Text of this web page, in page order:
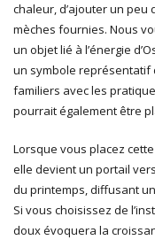
chaleur, d’ajouter un peu
mèches fournies. Nous
un objet lié à l’énergie
un symbole représentatif
familiers avec les
pourrait également être
Lorsque vous placez
elle devient un portail
du printemps, diffusant
Si vous choisissez de
doux évoquera la